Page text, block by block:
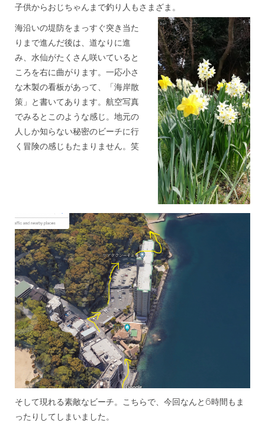
子供からおじちゃんまで釣り人もさまざま。
海沿いの堤防をまっすぐ突き当た
りまで進んだ後は、道なりに進
み、水仙がたくさん咲いていると
ころを右に曲がります。一応小さ
な木製の看板があって、「海岸散
策」と書いてあります。航空写真
でみるとこのような感じ。地元の
人しか知らない秘密のビーチに行
く冒険の感じもたまりません。笑
そして現れる素敵なビーチ。こちらで、今回なんと6時間もま
ったりしてしまいました。